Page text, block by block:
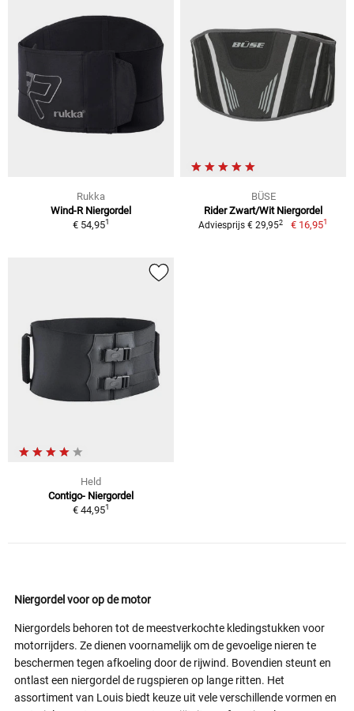
Rukka
Wind-R Niergordel
€ 54,951
BÜSE
Rider Zwart/Wit Niergordel
Adviesprijs € 29,952 € 16,951
Held
Contigo- Niergordel
€ 44,951
Niergordel voor op de motor
Niergordels behoren tot de meestverkochte kledingstukken voor
motorrijders. Ze dienen voornamelijk om de gevoelige nieren te
beschermen tegen afkoeling door de rijwind. Bovendien steunt en
ontlast een niergordel de rugspieren op lange ritten. Het
assortiment van Louis biedt keuze uit vele verschillende vormen en